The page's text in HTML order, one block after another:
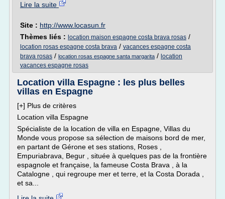
Lire la suite
Site : http://www.locasun.fr
Thèmes liés : location maison espagne costa brava rosas /
location rosas espagne costa brava / vacances espagne costa
brava rosas / location rosas espagne santa margarita / location
vacances espagne rosas
Location villa Espagne : les plus belles
villas en Espagne
[+] Plus de critères
Location villa Espagne
Spécialiste de la location de villa en Espagne, Villas du
Monde vous propose sa sélection de maisons bord de mer,
en partant de Gérone et ses stations, Roses ,
Empuriabrava, Begur , située à quelques pas de la frontière
espagnole et française, la fameuse Costa Brava , à la
Catalogne , qui regroupe mer et terre, et la Costa Dorada ,
et sa...